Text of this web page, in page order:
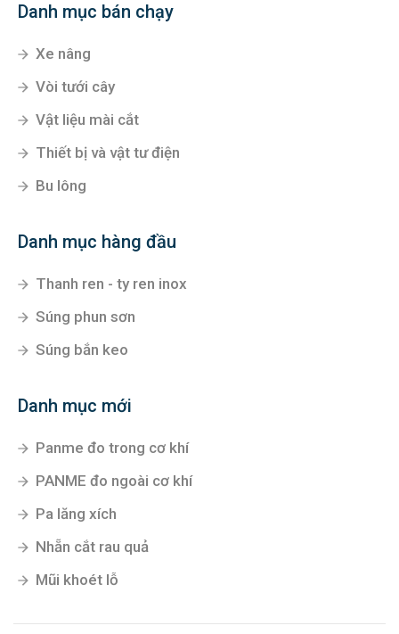
Danh mục bán chạy
Xe nâng
Vòi tưới cây
Vật liệu mài cắt
Thiết bị và vật tư điện
Bu lông
Danh mục hàng đầu
Thanh ren - ty ren inox
Súng phun sơn
Súng bắn keo
Danh mục mới
Panme đo trong cơ khí
PANME đo ngoài cơ khí
Pa lăng xích
Nhẵn cắt rau quả
Mũi khoét lỗ